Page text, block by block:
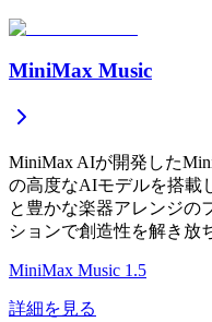
MiniMax Music
MiniMax AIが開発した
の高度なAIモデルを搭載
と豊かな楽器アレンジの
ションで創造性を解き放
MiniMax Music 1.5
詳細を見る